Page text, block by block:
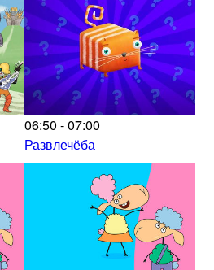
06:50 - 07:00
Развлечёба